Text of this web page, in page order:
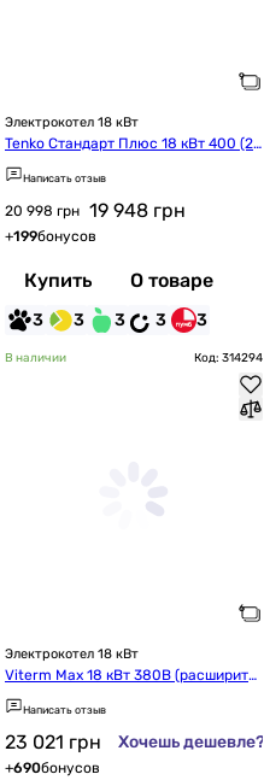
Электрокотел 18 кВт
Tenko Стандарт Плюс 18 кВт 400 (2
блока)
Написать отзыв
20 998 грн 19 948 грн
+199бонусов
Купить О товаре
3 3 3 3 3
В наличии Код: 314294
Электрокотел 18 кВт
Viterm Max 18 кВт 380В (расширите
льный бак + насос + группа безопас
ности)
Написать отзыв
23 021 грн Хочешь дешевле?
+690бонусов